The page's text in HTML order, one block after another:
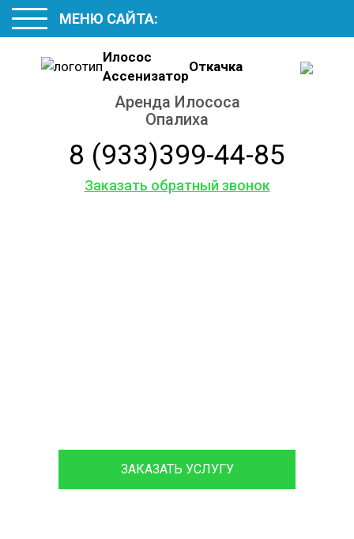
Илосос
Ассенизатор
Откачка
Аренда Илососа
Опалиха
8 (933)399-44-85
Заказать обратный звонок
МЕНЮ САЙТА:
ЗАКАЗАТЬ УСЛУГУ